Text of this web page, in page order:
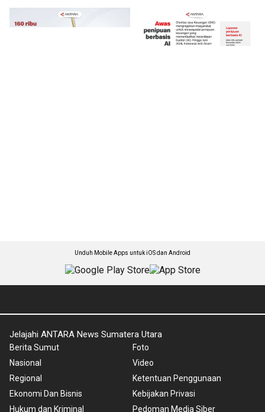
Unduh Mobile Apps untuk iOS dan Android
Jelajahi ANTARA News Sumatera Utara
Berita Sumut
Nasional
Regional
Ekonomi Dan Bisnis
Hukum dan Kriminal
Foto
Video
Ketentuan Penggunaan
Kebijakan Privasi
Pedoman Media Siber